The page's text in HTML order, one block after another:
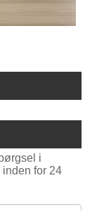
i
inden for 24